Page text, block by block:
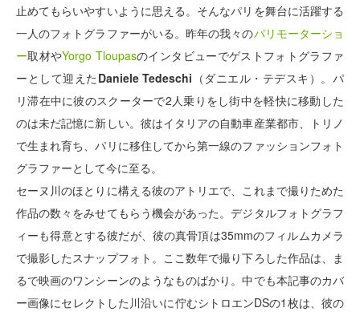
止めてもらいやすいように思える。そんなパリを舞台に活躍する
一人のフォトグラファーがいる。昨年の我々のパリモーターショ
ー取材やYorgo Tloupasのインタビューでゲストフォトグラファ
ーとして迎えた Daniele Tedeschi （ダニエル・テデスキ）。パ
リ滞在中に彼のスクーターで2人乗りをし街中を軽快に移動した
のは未だ記憶に新しい。彼はイタリアの自動車産業都市、トリノ
で生まれ育ち、パリに移住してから第一線のファッションフォト
グラファーとして今に至る。
セーヌ川のほとりに構える彼のアトリエで、これまで撮りためた
作品の数々をみせてもらう機会があった。デジタルフォトグラフ
ィーも得意とする彼だが、彼の真骨頂は35mmのフィルムカメラ
で撮影したスナップフォト。ここ数年で撮り下ろした作品は、ま
るで映画のワンシーンのようなものばかり。中でも本記事のカバ
ー画像にセレクトした川沿いに佇むシトロエンDSの1枚は、彼の